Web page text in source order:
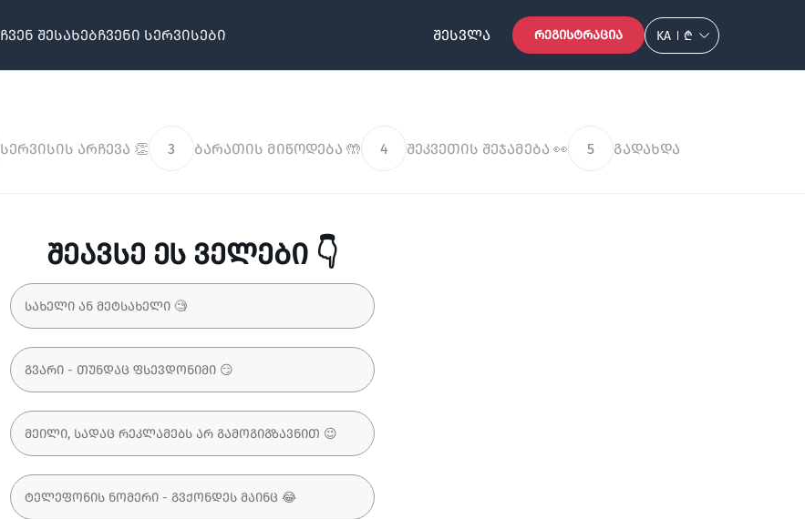
ჩვენ შესახებჩვენი სერვისები ᲨᲔᲡᲕᲚᲐ ᲠᲔᲒᲘᲡᲢᲠᲐᲪᲘᲐ KA ₾
სერვისის არჩევა 👏 3 ბარათის მიწოდება 🤲 4 შეკვეთის შეჯამება 👀 5 გადახდა
შეავსე ეს ველები 👇